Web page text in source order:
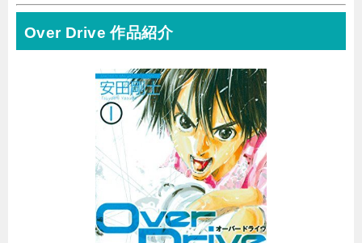
Over Drive 作品紹介